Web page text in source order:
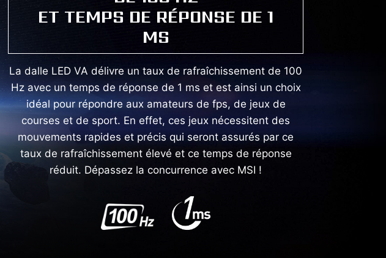
ET TEMPS DE RÉPONSE DE 1
MS
La dalle LED VA délivre un taux de rafraîchissement de 100
Hz avec un temps de réponse de 1 ms et est ainsi un choix
idéal pour répondre aux amateurs de fps, de jeux de
courses et de sport. En effet, ces jeux nécessitent des
mouvements rapides et précis qui seront assurés par ce
taux de rafraîchissement élevé et ce temps de réponse
réduit. Dépassez la concurrence avec MSI !